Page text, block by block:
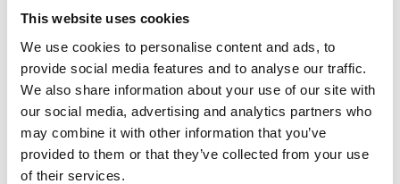
This website uses cookies
We use cookies to personalise content and ads, to
provide social media features and to analyse our traffic.
We also share information about your use of our site with
our social media, advertising and analytics partners who
may combine it with other information that you’ve
provided to them or that they’ve collected from your use
of their services.
que algún tema es más bien hard
rock. Compagino esto con obras
más sencillas e intimistas.
Tengo 74 álbumes en el mercado
digital, con el alias de aRPA”
Soy licenciado en Historia Antigua. Siempre me ha gustado